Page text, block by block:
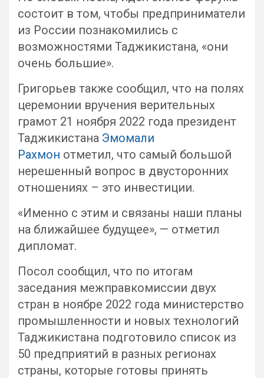
состоит в том, чтобы предприниматели
из России познакомились с
возможностями Таджикистана, «они
очень большие».
Григорьев также сообщил, что на полях
церемонии вручения верительных
грамот 21 ноября 2022 года президент
Таджикистана Эмомали
Рахмон отметил, что самый большой
нерешенный вопрос в двусторонних
отношениях – это инвестиции.
«Именно с этим и связаны наши планы
на ближайшее будущее», — отметил
дипломат.
Посол сообщил, что по итогам
заседания межправкомиссии двух
стран в ноябре 2022 года министерство
промышленности и новых технологий
Таджикистана подготовило список из
50 предприятий в разных регионах
страны, которые готовы принять